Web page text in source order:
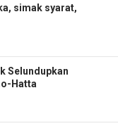
simak syarat,
Selundupkan
Hatta